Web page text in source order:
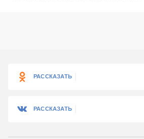
РАССКАЗАТЬ
РАССКАЗАТЬ